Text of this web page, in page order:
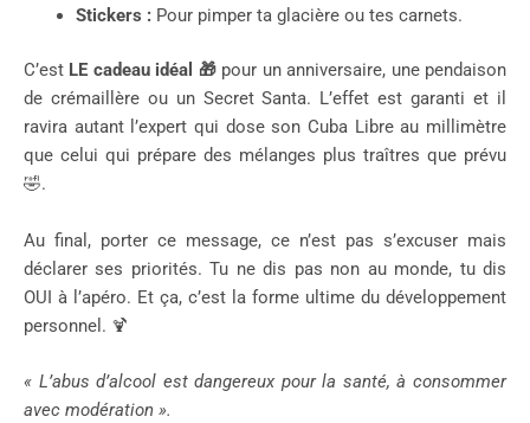
Stickers :Pour pimper ta glacière ou tes carnets.
C’est LE cadeau idéal 🎁 pour un anniversaire, une pendaison
de crémaillère ou un Secret Santa. L’effet est garanti et il
ravira autant l’expert qui dose son Cuba Libre au millimètre
que celui qui prépare des mélanges plus traîtres que prévu
🤣.
Au final, porter ce message, ce n’est pas s’excuser mais
déclarer ses priorités. Tu ne dis pas non au monde, tu dis
OUI à l’apéro. Et ça, c’est la forme ultime du développement
personnel. 🍹
« L’abus d’alcool est dangereux pour la santé, à consommer
avec modération ».